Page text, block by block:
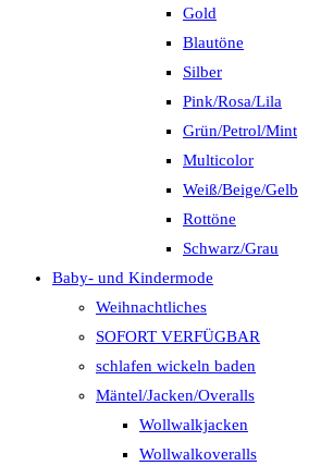
Gold
Blautöne
Silber
Pink/Rosa/Lila
Grün/Petrol/Mint
Multicolor
Weiß/Beige/Gelb
Rottöne
Schwarz/Grau
Baby- und Kindermode
Weihnachtliches
SOFORT VERFÜGBAR
schlafen wickeln baden
Mäntel/Jacken/Overalls
Wollwalkjacken
Wollwalkoveralls